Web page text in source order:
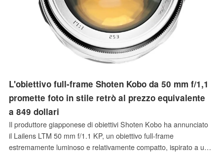
L'obiettivo full-frame Shoten Kobo da 50 mm f/1,1
promette foto in stile retrò al prezzo equivalente
a 849 dollari
Il produttore giapponese di obiettivi Shoten Kobo ha annunciato
il Lailens LTM 50 mm f/1.1 KP, un obiettivo full-frame
estremamente luminoso e relativamente compatto, ispirato a un